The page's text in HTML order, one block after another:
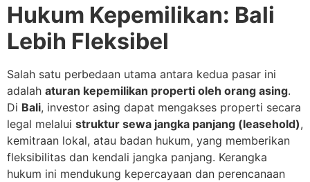
Hukum Kepemilikan: Bali
Lebih Fleksibel
Salah satu perbedaan utama antara kedua pasar ini
adalah aturan kepemilikan properti oleh orang asing.
Di Bali, investor asing dapat mengakses properti secara
legal melalui struktur sewa jangka panjang (leasehold),
kemitraan lokal, atau badan hukum, yang memberikan
fleksibilitas dan kendali jangka panjang. Kerangka
hukum ini mendukung kepercayaan dan perencanaan